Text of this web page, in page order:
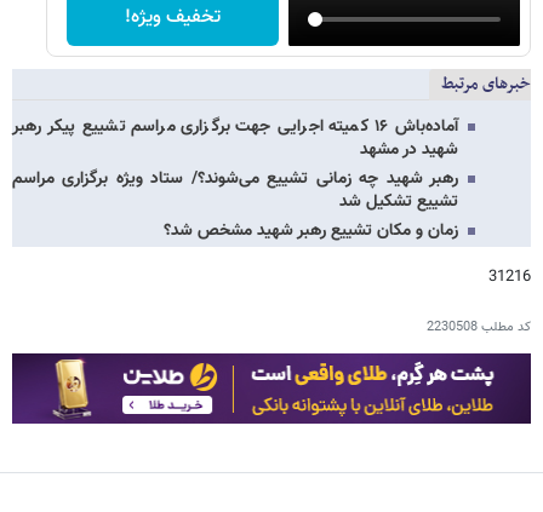
تخفیف ویژه!
خبرهای مرتبط
آماده‌باش ۱۶ کمیته اجرایی جهت برگزاری مراسم تشییع پیکر رهبر
شهید در مشهد
رهبر شهید چه زمانی تشییع می‌شوند؟/ ستاد ویژه برگزاری مراسم
تشییع تشکیل شد
زمان و مکان تشییع رهبر شهید مشخص شد؟
31216
کد مطلب2230508